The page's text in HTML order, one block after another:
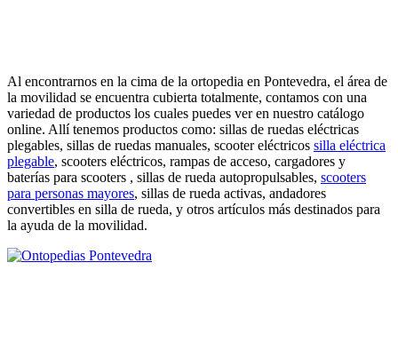
Al encontrarnos en la cima de la ortopedia en Pontevedra, el área de
la movilidad se encuentra cubierta totalmente, contamos con una
variedad de productos los cuales puedes ver en nuestro catálogo
online. Allí tenemos productos como: sillas de ruedas eléctricas
plegables, sillas de ruedas manuales, scooter eléctricos silla eléctrica
plegable, scooters eléctricos, rampas de acceso, cargadores y
baterías para scooters , sillas de rueda autopropulsables, scooters
para personas mayores, sillas de rueda activas, andadores
convertibles en silla de rueda, y otros artículos más destinados para
la ayuda de la movilidad.